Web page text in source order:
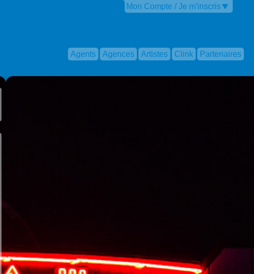
Mon Compte / Je m'inscris
Agents Agences Artistes Clink Partenaires